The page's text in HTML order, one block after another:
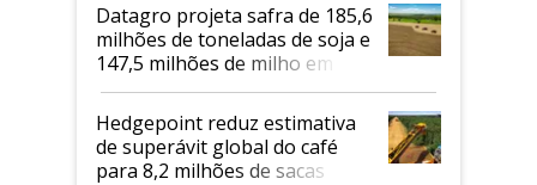
Datagro projeta safra de 185,6
milhões de toneladas de soja e
147,5 milhões de milho em
2026/27
Hedgepoint reduz estimativa
de superávit global do café
para 8,2 milhões de sacas